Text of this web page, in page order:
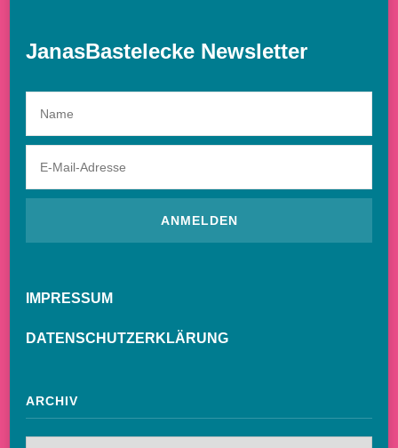
JanasBastelecke Newsletter
IMPRESSUM
DATENSCHUTZERKLÄRUNG
ARCHIV